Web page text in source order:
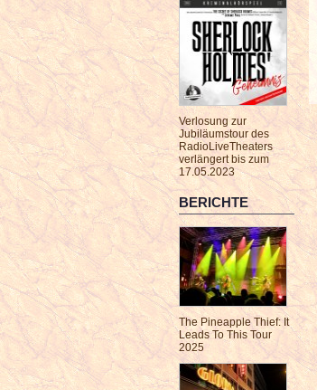
Verlosung zur
Jubiläumstour des
RadioLiveTheaters
verlängert bis zum
17.05.2023
BERICHTE
The Pineapple Thief: It
Leads To This Tour
2025